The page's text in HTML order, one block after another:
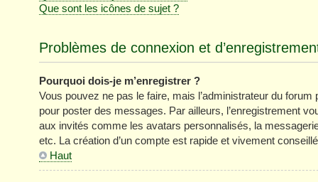
Que sont les icônes de sujet ?
Problèmes de connexion et
Pourquoi dois-je m’enregistrer ?
Vous pouvez ne pas le faire, mais l’administrateur du
pour poster des messages. Par ailleurs, l’enregistrement
aux invités comme les avatars personnalisés, la
etc. La création d’un compte est rapide et vivement
Haut